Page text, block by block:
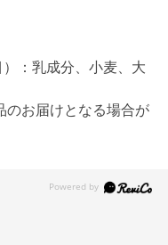
：乳成分、小麦、大
お届けとなる場合が